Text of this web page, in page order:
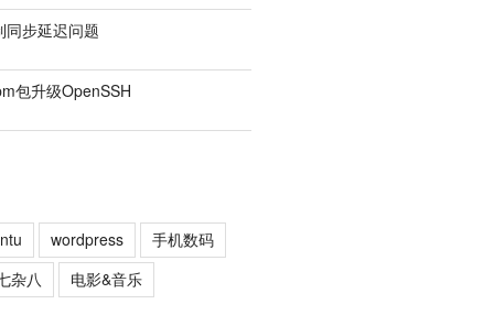
同步延迟问题
包升级OpenSSH
wordpress
手机数码
杂八 电影&音乐